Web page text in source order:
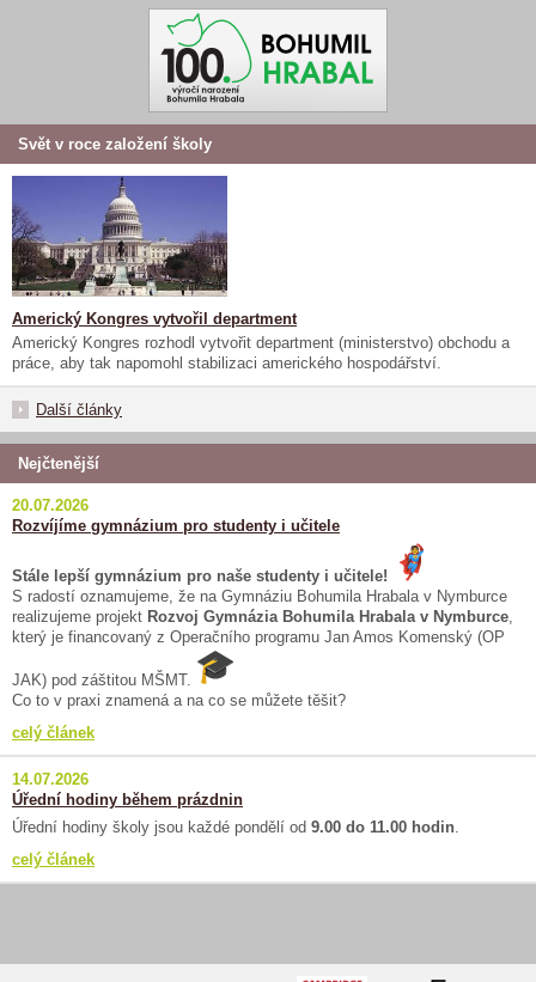
Svět v roce založení školy
Americký Kongres vytvořil department
Americký Kongres rozhodl vytvořit department (ministerstvo) obchodu a
práce, aby tak napomohl stabilizaci amerického hospodářství.
Další články
Nejčtenější
20.07.2026
Rozvíjíme gymnázium pro studenty i učitele
Stále lepší gymnázium pro naše studenty i učitele!
S radostí oznamujeme, že na Gymnáziu Bohumila Hrabala v Nymburce
realizujeme projekt Rozvoj Gymnázia Bohumila Hrabala v Nymburce
který je financovaný z Operačního programu Jan Amos Komenský (OP
JAK) pod záštitou MŠMT.
Co to v praxi znamená a na co se můžete těšit?
celý článek
14.07.2026
Úřední hodiny během prázdnin
Úřední hodiny školy jsou každé pondělí od 9.00 do 11.00 hodin
celý článek